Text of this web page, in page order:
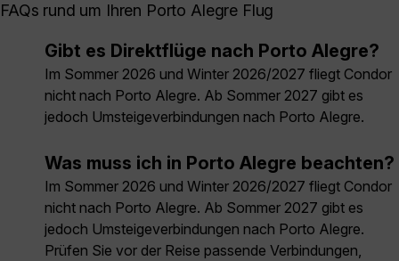
FAQs rund um Ihren Porto Alegre Flug
Gibt es Direktflüge nach Porto Alegre?
Im Sommer 2026 und Winter 2026/2027 fliegt Condor
nicht nach Porto Alegre. Ab Sommer 2027 gibt es
jedoch Umsteigeverbindungen nach Porto Alegre.
Was muss ich in Porto Alegre beachten?
Im Sommer 2026 und Winter 2026/2027 fliegt Condor
nicht nach Porto Alegre. Ab Sommer 2027 gibt es
jedoch Umsteigeverbindungen nach Porto Alegre.
Prüfen Sie vor der Reise passende Verbindungen,